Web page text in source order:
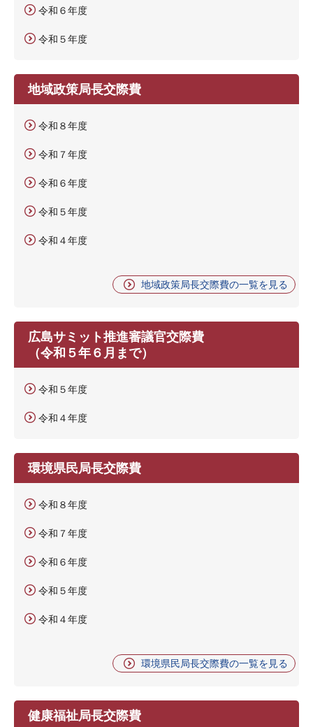
令和６年度
令和５年度
地域政策局長交際費
令和８年度
令和７年度
令和６年度
令和５年度
令和４年度
地域政策局長交際費の一覧を見る
広島サミット推進審議官交際費
（令和５年６月まで）
令和５年度
令和４年度
環境県民局長交際費
令和８年度
令和７年度
令和６年度
令和５年度
令和４年度
環境県民局長交際費の一覧を見る
健康福祉局長交際費